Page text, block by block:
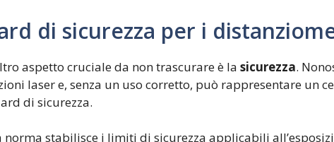
di sicurezza per i
aspetto cruciale da non trascurare è la sicurezza.
laser e, senza un uso corretto, può rappresentare un
di sicurezza.
norma stabilisce i limiti di sicurezza applicabili